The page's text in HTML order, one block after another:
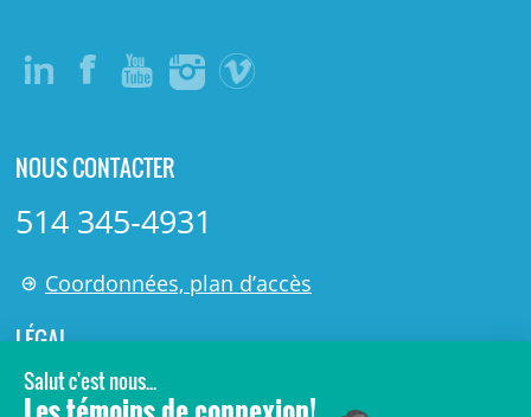
NOUS CONTACTER
514 345-4931
Coordonnées, plan d’accès
LÉGAL
© 2006-2026Centre de recherche Azrieli du CHU Sainte-
Justine.